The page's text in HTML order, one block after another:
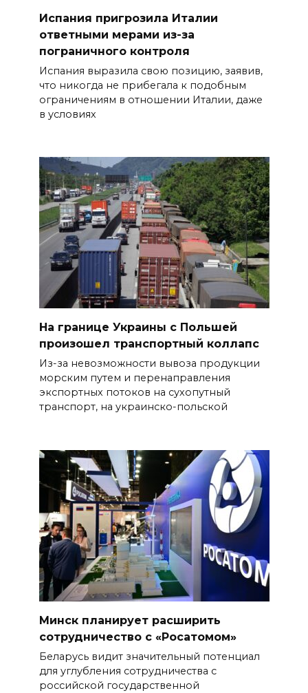
Испания пригрозила Италии
ответными мерами из-за
пограничного контроля
Испания выразила свою позицию, заявив,
что никогда не прибегала к подобным
ограничениям в отношении Италии, даже
в условиях
На границе Украины с Польшей
произошел транспортный коллапс
Из-за невозможности вывоза продукции
морским путем и перенаправления
экспортных потоков на сухопутный
транспорт, на украинско-польской
Минск планирует расширить
сотрудничество с «Росатомом»
Беларусь видит значительный потенциал
для углубления сотрудничества с
российской государственной